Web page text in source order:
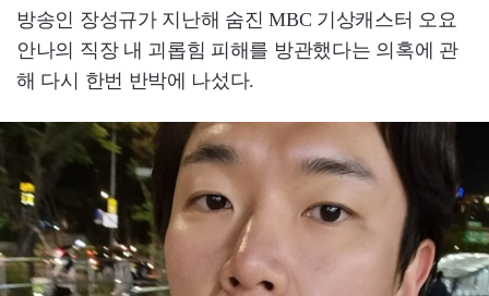
방송인 장성규가 지난해 숨진 MBC 기상캐스터 오요
안나의 직장 내 괴롭힘 피해를 방관했다는 의혹에 관
해 다시 한번 반박에 나섰다.